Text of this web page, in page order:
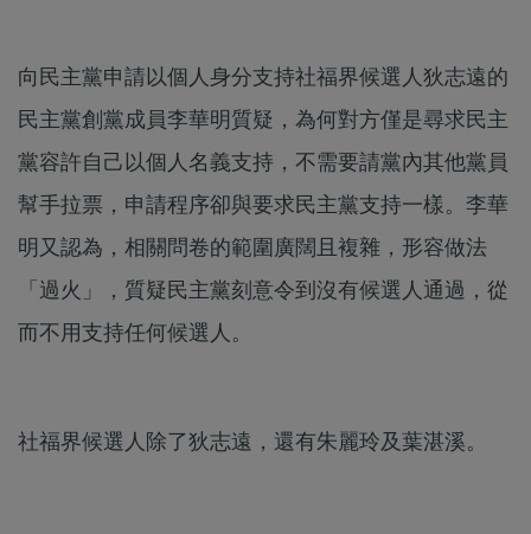
向民主黨申請以個人身分支持社福界候選人狄志遠的
民主黨創黨成員李華明質疑，為何對方僅是尋求民主
黨容許自己以個人名義支持，不需要請黨內其他黨員
幫手拉票，申請程序卻與要求民主黨支持一樣。李華
明又認為，相關問卷的範圍廣闊且複雜，形容做法
「過火」，質疑民主黨刻意令到沒有候選人通過，從
而不用支持任何候選人。
社福界候選人除了狄志遠，還有朱麗玲及葉湛溪。